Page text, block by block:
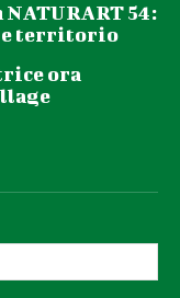
54:
e territorio
ora